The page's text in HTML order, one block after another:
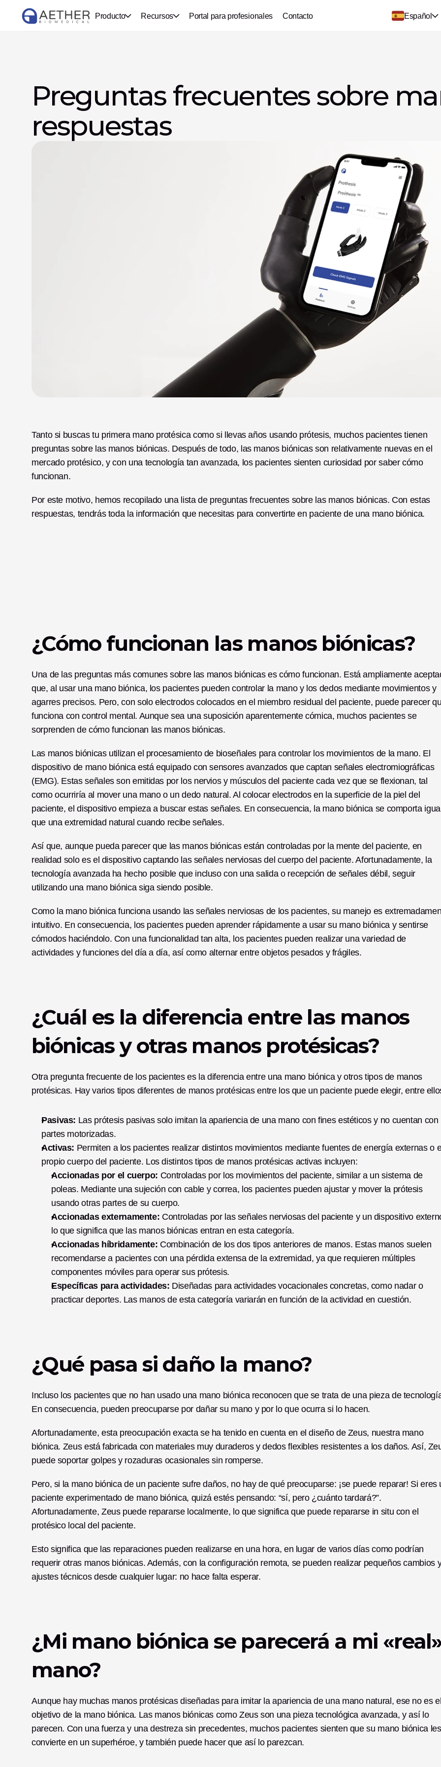
Producto Recursos Portal para profesionales Contacto Español
Preguntas frecuentes sobre
respuestas
Tanto si buscas tu primera mano protésica como si llevas años usando prótesis, muchos pacientes tienen
preguntas sobre las manos biónicas. Después de todo, las manos biónicas son relativamente nuevas en el
mercado protésico, y con una tecnología tan avanzada, los pacientes sienten curiosidad por saber cómo
funcionan.
Por este motivo, hemos recopilado una lista de preguntas frecuentes sobre las manos biónicas. Con estas
respuestas, tendrás toda la información que necesitas para convertirte en paciente de una mano biónica.
¿Cómo funcionan las manos biónicas?
Una de las preguntas más comunes sobre las manos biónicas es cómo funcionan. Está ampliamente
que, al usar una mano biónica, los pacientes pueden controlar la mano y los dedos mediante movimientos y
agarres precisos. Pero, con solo electrodos colocados en el miembro residual del paciente, puede parecer
funciona con control mental. Aunque sea una suposición aparentemente cómica, muchos pacientes se
sorprenden de cómo funcionan las manos biónicas.
Las manos biónicas utilizan el procesamiento de bioseñales para controlar los movimientos de la mano. El
dispositivo de mano biónica está equipado con sensores avanzados que captan señales electromiográficas
(EMG). Estas señales son emitidas por los nervios y músculos del paciente cada vez que se flexionan, tal
como ocurriría al mover una mano o un dedo natural. Al colocar electrodos en la superficie de la piel del
paciente, el dispositivo empieza a buscar estas señales. En consecuencia, la mano biónica se comporta
que una extremidad natural cuando recibe señales.
Así que, aunque pueda parecer que las manos biónicas están controladas por la mente del paciente, en
realidad solo es el dispositivo captando las señales nerviosas del cuerpo del paciente. Afortunadamente, la
tecnología avanzada ha hecho posible que incluso con una salida o recepción de señales débil, seguir
utilizando una mano biónica siga siendo posible.
Como la mano biónica funciona usando las señales nerviosas de los pacientes, su manejo es
intuitivo. En consecuencia, los pacientes pueden aprender rápidamente a usar su mano biónica y sentirse
cómodos haciéndolo. Con una funcionalidad tan alta, los pacientes pueden realizar una variedad de
actividades y funciones del día a día, así como alternar entre objetos pesados y frágiles.
¿Cuál es la diferencia entre las manos
biónicas y otras manos protésicas?
Otra pregunta frecuente de los pacientes es la diferencia entre una mano biónica y otros tipos de manos
protésicas. Hay varios tipos diferentes de manos protésicas entre los que un paciente puede elegir, entre
Pasivas: Las prótesis pasivas solo imitan la apariencia de una mano con fines estéticos y no cuentan con
partes motorizadas.
Activas: Permiten a los pacientes realizar distintos movimientos mediante fuentes de energía externas o
propio cuerpo del paciente. Los distintos tipos de manos protésicas activas incluyen:
Accionadas por el cuerpo: Controladas por los movimientos del paciente, similar a un sistema de
poleas. Mediante una sujeción con cable y correa, los pacientes pueden ajustar y mover la prótesis
usando otras partes de su cuerpo.
Accionadas externamente: Controladas por las señales nerviosas del paciente y un dispositivo
lo que significa que las manos biónicas entran en esta categoría.
Accionadas híbridamente: Combinación de los dos tipos anteriores de manos. Estas manos suelen
recomendarse a pacientes con una pérdida extensa de la extremidad, ya que requieren múltiples
componentes móviles para operar sus prótesis.
Específicas para actividades: Diseñadas para actividades vocacionales concretas, como nadar o
practicar deportes. Las manos de esta categoría variarán en función de la actividad en cuestión.
¿Qué pasa si daño la mano?
Incluso los pacientes que no han usado una mano biónica reconocen que se trata de una pieza de
En consecuencia, pueden preocuparse por dañar su mano y por lo que ocurra si lo hacen.
Afortunadamente, esta preocupación exacta se ha tenido en cuenta en el diseño de Zeus, nuestra mano
biónica. Zeus está fabricada con materiales muy duraderos y dedos flexibles resistentes a los daños. Así,
puede soportar golpes y rozaduras ocasionales sin romperse.
Pero, si la mano biónica de un paciente sufre daños, no hay de qué preocuparse: ¡se puede reparar! Si eres
paciente experimentado de mano biónica, quizá estés pensando: “sí, pero ¿cuánto tardará?”.
Afortunadamente, Zeus puede repararse localmente, lo que significa que puede repararse in situ con el
protésico local del paciente.
Esto significa que las reparaciones pueden realizarse en una hora, en lugar de varios días como podrían
requerir otras manos biónicas. Además, con la configuración remota, se pueden realizar pequeños cambios
ajustes técnicos desde cualquier lugar: no hace falta esperar.
¿Mi mano biónica se parecerá a mi
mano?
Aunque hay muchas manos protésicas diseñadas para imitar la apariencia de una mano natural, ese no es
objetivo de la mano biónica. Las manos biónicas como Zeus son una pieza tecnológica avanzada, y así lo
parecen. Con una fuerza y una destreza sin precedentes, muchos pacientes sienten que su mano biónica les
convierte en un superhéroe, y también puede hacer que así lo parezcan.